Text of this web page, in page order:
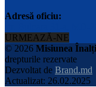
Adresă oficiu:
URMEAZĂ-NE
© 2026 Misiunea
drepturile rezervate
Dezvoltat de Brand.md
Actualizat: 26.02.2025